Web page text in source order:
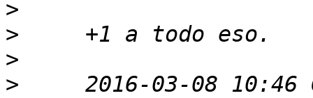
>
>
>
>
2016-03-08 10:46